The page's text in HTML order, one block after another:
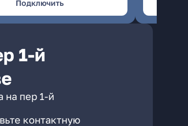
Подключить
1-й
на пер 1-й
контактную